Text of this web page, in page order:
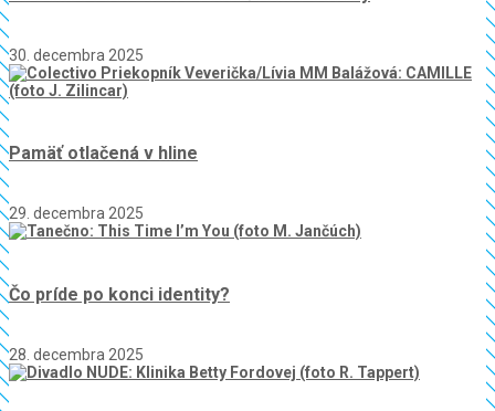
30. decembra 2025
Pamäť otlačená v hline
29. decembra 2025
Čo príde po konci identity?
28. decembra 2025